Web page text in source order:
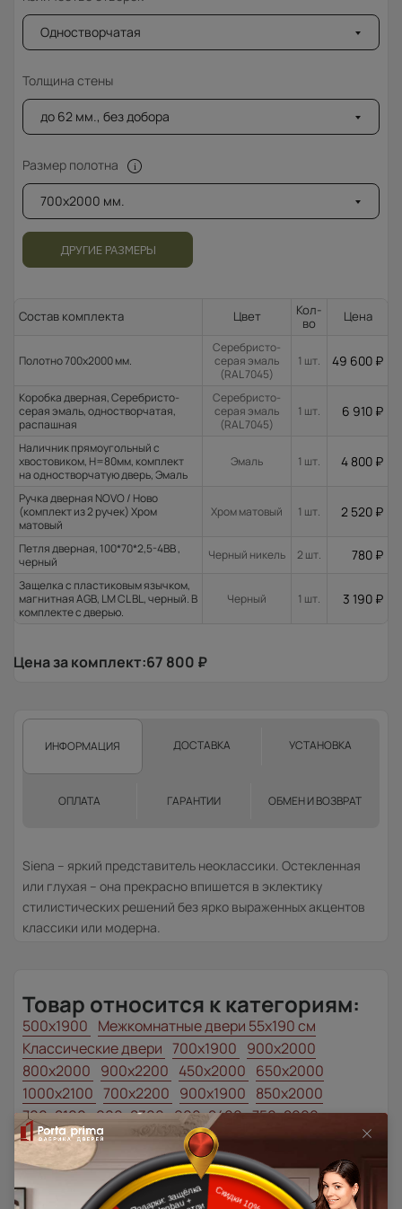
Одностворчатая
Толщина стены
до 62 мм., без добора
Размер полотна
700x2000 мм.
ДРУГИЕ РАЗМЕРЫ
Состав комплекта Цвет
Кол-
во
Цена
Полотно 700x2000 мм.
Серебристо-
серая эмаль
(RAL 7045)
1 шт. 49 600 ₽
Коробка дверная, Серебристо-
серая эмаль, одностворчатая,
распашная
Серебристо-
серая эмаль
(RAL 7045)
1 шт. 6 910 ₽
Наличник прямоугольный с
хвостовиком, H=80мм, комплект
на одностворчатую дверь, Эмаль
Эмаль 1 шт. 4 800 ₽
Ручка дверная NOVO / Ново
(комплект из 2 ручек) Хром
матовый
Хром матовый 1 шт. 2 520 ₽
Петля дверная, 100*70*2,5-4ВВ ,
черный
Черный никель 2 шт. 780 ₽
Защелка с пластиковым язычком,
магнитная AGB, LM CL BL, черный. В
комплекте с дверью.
Черный 1 шт. 3 190 ₽
Цена за комплект:67 800 ₽
ИНФОРМАЦИЯ ДОСТАВКА УСТАНОВКА
ОПЛАТА ГАРАНТИИ ОБМЕН И ВОЗВРАТ
Siena – яркий представитель неоклассики. Остекленная
или глухая – она прекрасно впишется в эклектику
стилистических решений без ярко выраженных акцентов
классики или модерна.
Товар относится к категориям:
500x1900 Межкомнатные двери 55х190 см
Классические двери 700x1900 900x2000
800x2000 900x2200 450x2000 650x2000
1000x2100 700x2200 900x1900 850x2000
700x2100 900x2300 900x2400 750x2000
1200x2000
Шампань Высота 180